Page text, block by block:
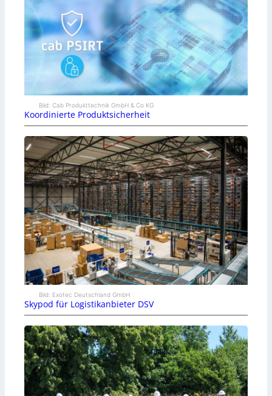
Bild: Cab Produkttechnik GmbH & Co KG
Koordinierte Produktsicherheit
Bild: Exotec Deutschland GmbH
Skypod für Logistikanbieter DSV